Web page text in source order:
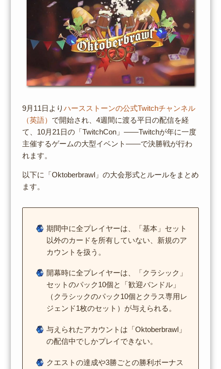
9月11日よりハースストーンの公式Twitchチャンネル
（英語） で開始され、4週間に渡る平日の配信を経
て、10月21日の「TwitchCon」――Twitchが年に一度
主催するゲームの大型イベント――で決勝戦が行わ
れます。
以下に「Oktoberbrawl」の大会形式とルールをまとめ
ます。
期間中に全プレイヤーは、「基本」セット
以外のカードを所有していない、新規のア
カウントを扱う。
開幕時に全プレイヤーは、「クラシック」
セットのパック10個と「歓迎バンドル」
（クラシックのパック10個とクラス専用レ
ジェンド1枚のセット）が与えられる。
与えられたアカウントは「Oktoberbrawl」
の配信中でしかプレイできない。
クエストの達成や3勝ごとの勝利ボーナス